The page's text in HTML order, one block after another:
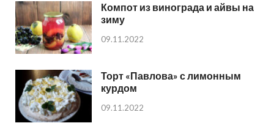
Компот из винограда и айвы на
зиму
09.11.2022
Торт «Павлова» с лимонным
курдом
09.11.2022